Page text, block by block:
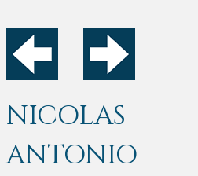
NICOLAS
ANTONIO